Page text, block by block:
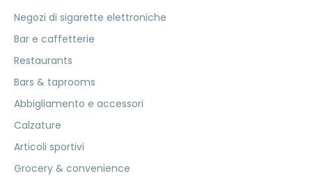
Negozi di sigarette elettroniche
Bar e caffetterie
Restaurants
Bars & taprooms
Abbigliamento e accessori
Calzature
Articoli sportivi
Grocery & convenience